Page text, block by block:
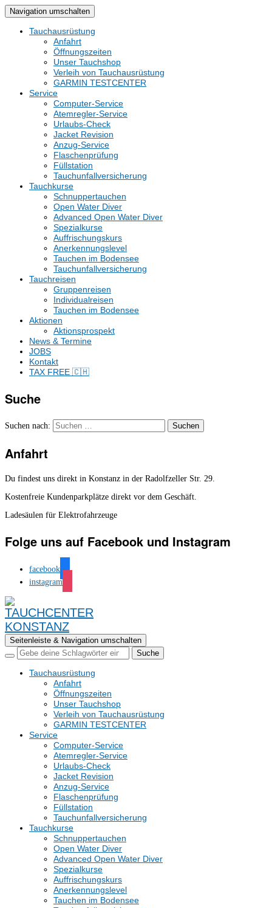
Navigation umschalten
Tauchausrüstung
Anfahrt
Öffnungszeiten
Unser Tauchshop
Verleih von Tauchausrüstung
GARMIN TESTCENTER
Service
Computer-Service
Atemregler-Service
Urlaubs-Check
Jacket Revision
Anzug-Service
Flaschenprüfung
Füllstation
Tauchunfallversicherung
Tauchkurse
Schnuppertauchen
Open Water Diver
Advanced Open Water Diver
Spezialkurse
Auffrischungskurs
Anerkennungslevel
Tauchen im Bodensee
Tauchunfallversicherung
Tauchreisen
Gruppenreisen
Individualreisen
Tauchen im Bodensee
Aktionen
Aktionsprospekt
News & Termine
JOBS
Kontakt
TAX FREE 🇨🇭
Suche
Suchen nach:
Anfahrt
Du findest uns direkt in Konstanz in der Radolfzeller Str. 29.
Kostenfreie Kundenparkplätze direkt vor dem Geschäft.
Ladesäulen für Elektrofahrzeuge
Folge uns auf Facebook und Instagram
facebook
instagram
Seitenleiste & Navigation umschalten
Tauchausrüstung
Anfahrt
Öffnungszeiten
Unser Tauchshop
Verleih von Tauchausrüstung
GARMIN TESTCENTER
Service
Computer-Service
Atemregler-Service
Urlaubs-Check
Jacket Revision
Anzug-Service
Flaschenprüfung
Füllstation
Tauchunfallversicherung
Tauchkurse
Schnuppertauchen
Open Water Diver
Advanced Open Water Diver
Spezialkurse
Auffrischungskurs
Anerkennungslevel
Tauchen im Bodensee